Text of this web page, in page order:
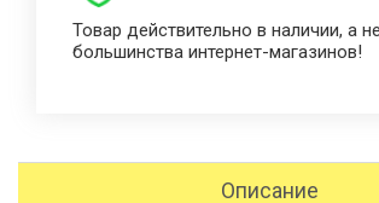
Товар действительно в наличии, а
большинства интернет-магазинов!
Описание